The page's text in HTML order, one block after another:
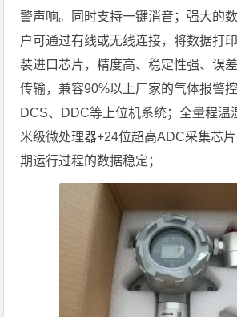
警声响。同时支持一键消音；强大的
户可通过有线或无线连接，将数据打
装进口芯片，精度高、稳定性强、误
传输，兼容90%以上厂家的气体报警
DCS、DDC等上位机系统；全量程温
米级微处理器+24位超高ADC采集芯
期运行过程的数据稳定；